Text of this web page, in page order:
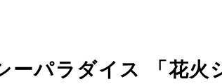
ーパラダイス 「花火